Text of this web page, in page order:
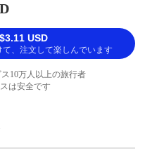
USD
、注文して楽しんでいます
10万人以上の旅行者
は安全です